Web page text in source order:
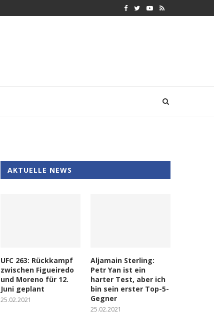
AKTUELLE NEWS
UFC 263: Rückkampf
zwischen Figueiredo
und Moreno für 12.
Juni geplant
25.02.2021
Aljamain Sterling:
Petr Yan ist ein
harter Test, aber ich
bin sein erster Top-5-
Gegner
25.02.2021